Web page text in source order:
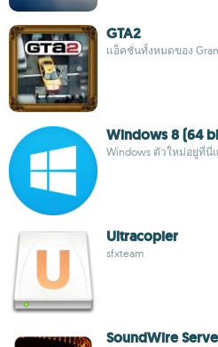
GTA2
แอ็คชั่นทั้งหมดของ
Windows 8 (64
Windows ตัวใหม่อยู่ที่นี่
Ultracopier
sfxteam
SoundWire